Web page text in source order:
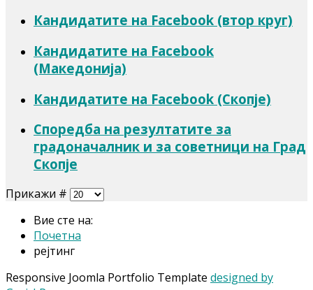
Кандидатите на Facebook (втор круг)
Кандидатите на Facebook
(Македонија)
Кандидатите на Facebook (Скопје)
Споредба на резултатите за
градоначалник и за советници на Град
Скопје
Прикажи #
Вие сте на:
Почетна
рејтинг
Responsive Joomla Portfolio Template designed by